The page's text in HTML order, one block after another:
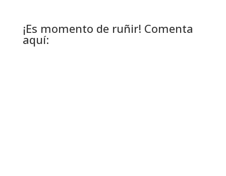
¡Es momento de ruñir! Comenta
aquí: